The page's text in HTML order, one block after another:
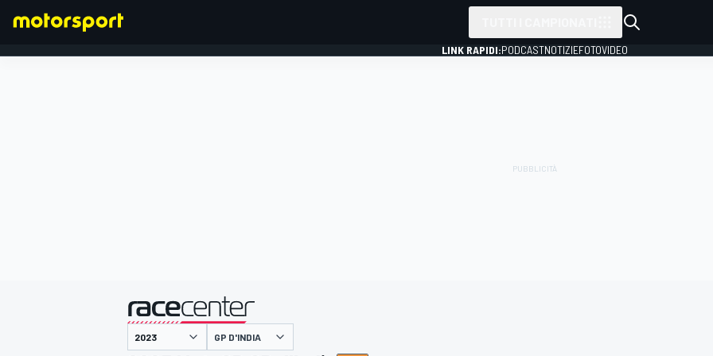
LINK RAPIDI:PODCASTNOTIZIEFOTOVIDEO
presentato da
GP D'INDIA